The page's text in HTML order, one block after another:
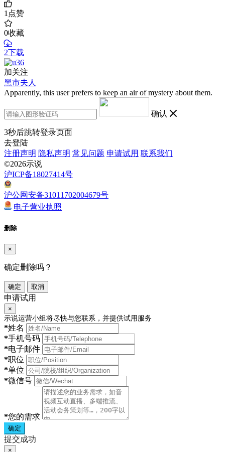
1点赞
0收藏
2下载
加关注
黑市夫人
Apparently, this user prefers to keep an air of mystery about them.
确认
3秒后跳转登录页面
去登陆
注册声明 隐私声明 常见问题 申请试用 联系我们
©2026示说
沪ICP备18027414号
沪公网安备31011702004679号
电子营业执照
删除
×
确定删除吗？
确定 取消
申请试用
×
示说运营小组将尽快与您联系，并提供试用服务
*姓名
*手机号码
*电子邮件
*职位
*单位
*微信号
*您的需求
确定
提交成功
×